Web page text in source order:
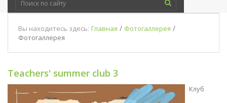
Вы находитесь здесь: Главная / Фотогаллерея /
Фотогаллерея
Teachers' summer club 3
Клуб